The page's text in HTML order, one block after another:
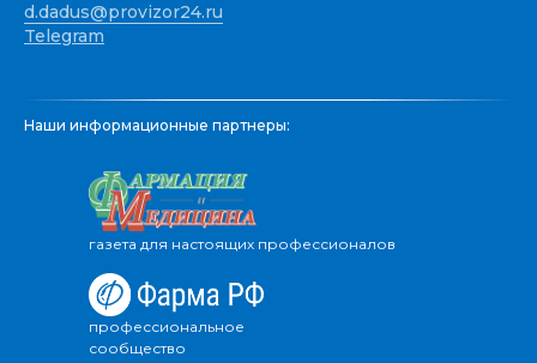
d.dadus@provizor24.ru
Telegram
Наши информационные партнеры:
газета для настоящих профессионалов
профессиональное
сообщество